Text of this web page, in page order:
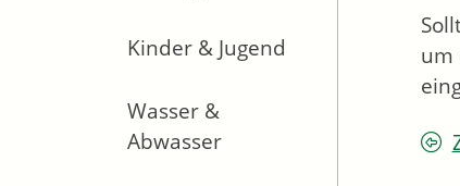
Kinder & Jugend
Wasser &
Abwasser
um